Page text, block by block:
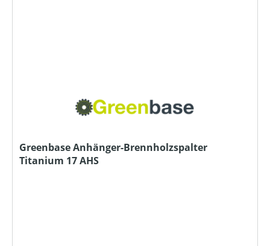
Greenbase Anhänger-Brennholzspalter
Titanium 17 AHS